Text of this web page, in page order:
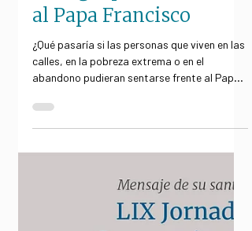
toman la palabra: el
diálogo que conmovió
al Papa Francisco
calles, en la pobreza extrema o en el
abandono pudieran sentarse frente al Papa